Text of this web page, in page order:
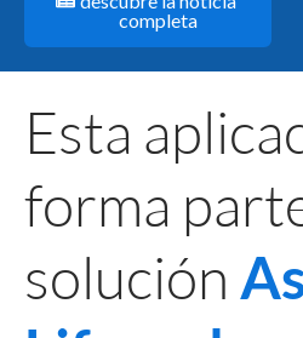
completa
Esta
forma
solución